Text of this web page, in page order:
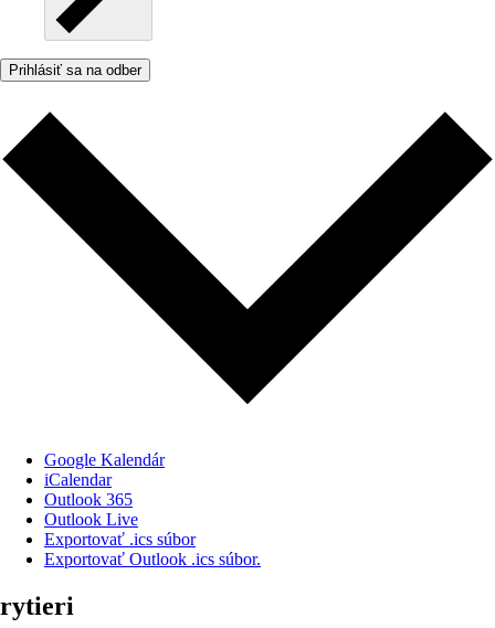
Prihlásiť sa na odber
Google Kalendár
iCalendar
Outlook 365
Outlook Live
Exportovať .ics súbor
Exportovať Outlook .ics súbor.
rytieri